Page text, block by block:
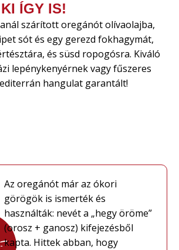
ÍGY IS!
szárított oregánót olívaolajba,
sót és egy gerezd fokhagymát,
és süsd ropogósra. Kiváló
lepénykenyérnek vagy fűszeres
hangulat garantált!
Az oregánót már az ókori
görögök is ismerték és
használták: nevét a „hegy öröme”
(orosz + ganosz) kifejezésből
kapta. Hittek abban, hogy